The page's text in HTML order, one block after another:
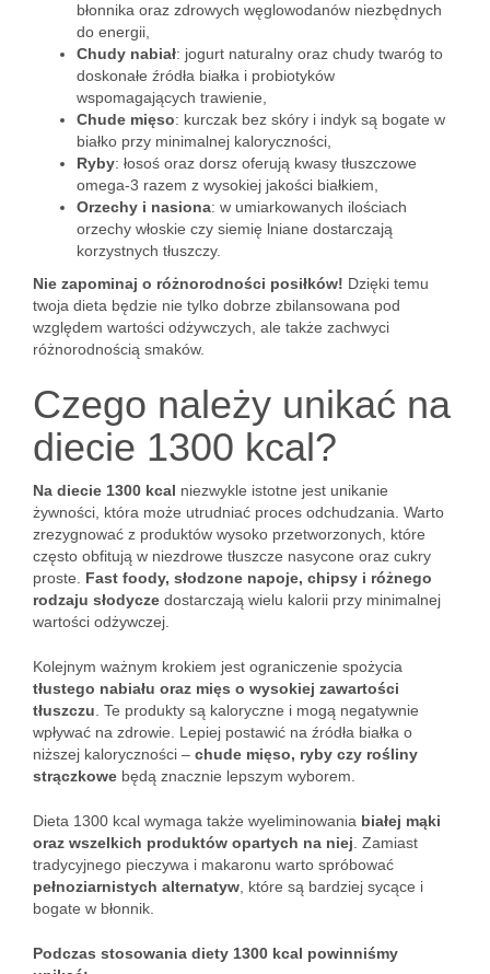
błonnika oraz zdrowych węglowodanów niezbędnych
do energii,
Chudy nabiał: jogurt naturalny oraz chudy twaróg to
doskonałe źródła białka i probiotyków
wspomagających trawienie,
Chude mięso: kurczak bez skóry i indyk są bogate w
białko przy minimalnej kaloryczności,
Ryby: łosoś oraz dorsz oferują kwasy tłuszczowe
omega-3 razem z wysokiej jakości białkiem,
Orzechy i nasiona: w umiarkowanych ilościach
orzechy włoskie czy siemię lniane dostarczają
korzystnych tłuszczy.
Nie zapominaj o różnorodności posiłków! Dzięki temu
twoja dieta będzie nie tylko dobrze zbilansowana pod
względem wartości odżywczych, ale także zachwyci
różnorodnością smaków.
Czego należy unikać na
diecie 1300 kcal?
Na diecie 1300 kcal niezwykle istotne jest unikanie
żywności, która może utrudniać proces odchudzania. Warto
zrezygnować z produktów wysoko przetworzonych, które
często obfitują w niezdrowe tłuszcze nasycone oraz cukry
proste. Fast foody, słodzone napoje, chipsy i różnego
rodzaju słodycze dostarczają wielu kalorii przy minimalnej
wartości odżywczej.
Kolejnym ważnym krokiem jest ograniczenie spożycia
tłustego nabiału oraz mięs o wysokiej zawartości
tłuszczu . Te produkty są kaloryczne i mogą negatywnie
wpływać na zdrowie. Lepiej postawić na źródła białka o
niższej kaloryczności – chude mięso, ryby czy rośliny
strączkowe będą znacznie lepszym wyborem.
Dieta 1300 kcal wymaga także wyeliminowania białej mąki
oraz wszelkich produktów opartych na niej . Zamiast
tradycyjnego pieczywa i makaronu warto spróbować
pełnoziarnistych alternatyw , które są bardziej sycące i
bogate w błonnik.
Podczas stosowania diety 1300 kcal powinniśmy